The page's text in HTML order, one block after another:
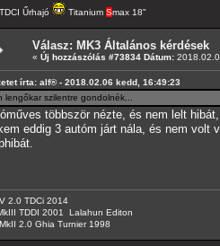
TDCI Űrhajó Titanium Smax 18"
Válasz: MK3 Általános kérdések
« Új hozzászólás #73834 Dátum:
írta: alf® - 2018.02.06 kedd, 16:49:23
lengőkar szilentre gondolnék...
többször nézte, és nem lelt
eddig 3 autóm járt nála, és nem volt
2.0 TDCi 2014
TDDI 2001 Lalahun Editon
2.0 Ghia Turnier 1998